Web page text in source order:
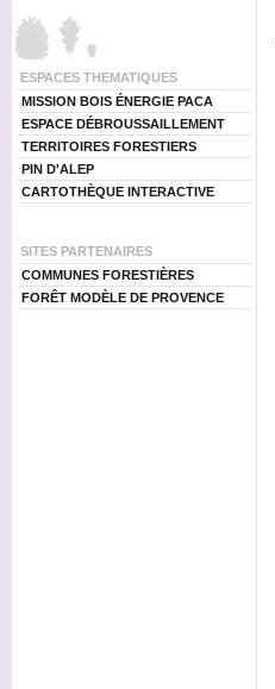
ESPACES THEMATIQUES
MISSION BOIS ÉNERGIE PACA
ESPACE DÉBROUSSAILLEMENT
TERRITOIRES FORESTIERS
PIN D'ALEP
CARTOTHÈQUE INTERACTIVE
SITES PARTENAIRES
COMMUNES FORESTIÈRES
FORÊT MODÈLE DE PROVENCE